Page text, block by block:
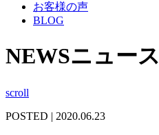
お客様の声
BLOG
NEWSニュース
scroll
POSTED | 2020.06.23